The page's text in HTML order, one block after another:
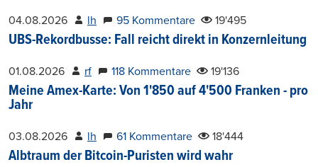
04.08.2026 lh 95 Kommentare 19'495
UBS-Rekordbusse: Fall reicht direkt in Konzernleitung
01.08.2026 rf 118 Kommentare 19'136
Meine Amex-Karte: Von 1'850 auf 4'500 Franken - pro
Jahr
03.08.2026 lh 61 Kommentare 18'444
Albtraum der Bitcoin-Puristen wird wahr